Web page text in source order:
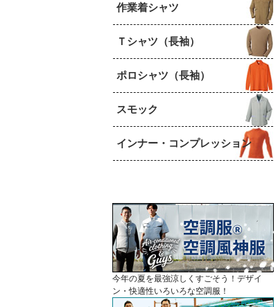
作業着シャツ
Ｔシャツ（長袖）
ポロシャツ（長袖）
スモック
インナー・コンプレッション
今年の夏を最強涼しくすごそう！デザイ
ン・快適性いろいろな空調服！